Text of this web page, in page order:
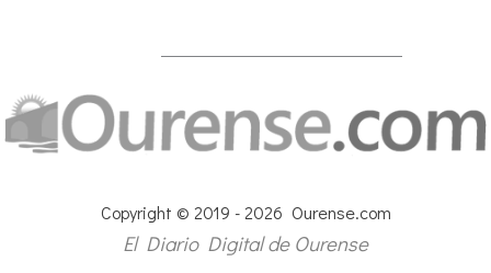
Copyright © 2019 - 2026 Ourense.com
El Diario Digital de Ourense